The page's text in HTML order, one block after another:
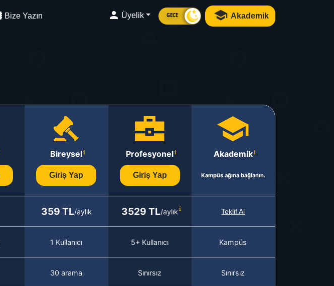
Bize Yazın Üyelik GECE Akademik
Bireysel
Giriş Yap
Profesyonel
Giriş Yap
Akademik
Kampüs ağına bağlanın.
359 TL/aylık 3529 TL/aylık Teklif Al
1 Kullanıcı 5+ Kullanıcı Kampüs
30 arama Sınırsız Sınırsız